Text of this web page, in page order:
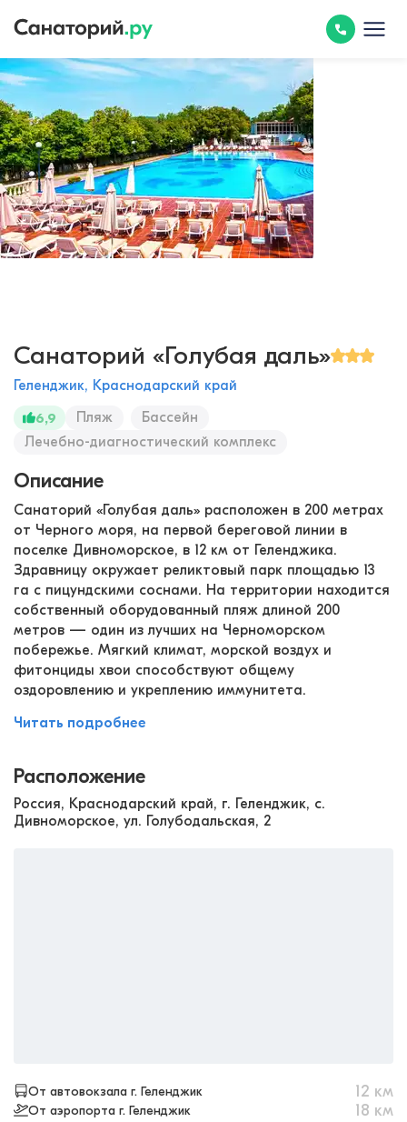
Санаторий «Голубая даль»
Геленджик, Краснодарский край
6,9
Пляж
Бассейн
Лечебно-диагностический комплекс
Описание
Санаторий «Голубая даль» расположен в 200 метрах
от Черного моря, на первой береговой линии в
поселке Дивноморское, в 12 км от Геленджика.
Здравницу окружает реликтовый парк площадью 13
га с пицундскими соснами. На территории находится
собственный оборудованный пляж длиной 200
метров — один из лучших на Черноморском
побережье. Мягкий климат, морской воздух и
фитонциды хвои способствуют общему
оздоровлению и укреплению иммунитета.
Читать подробнее
Расположение
Россия, Краснодарский край, г. Геленджик, с.
Дивноморское, ул. Голубодальская, 2
От автовокзала г. Геленджик 12 км
От аэропорта г. Геленджик 18 км